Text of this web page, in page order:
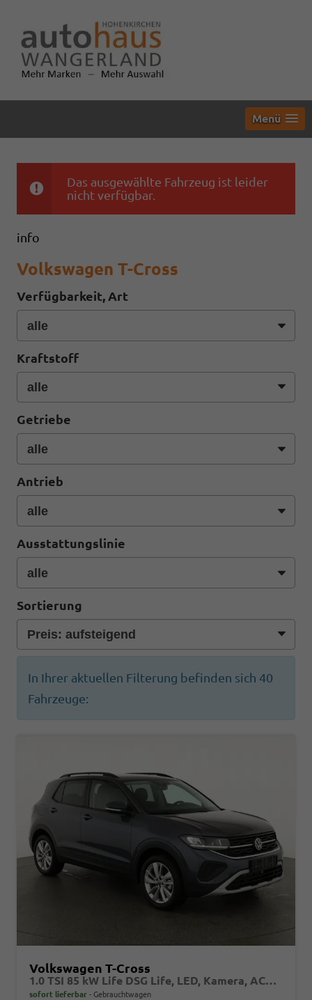
Menü
Das ausgewählte Fahrzeug ist leider
nicht verfügbar.
info
Volkswagen T-Cross
Verfügbarkeit, Art
Kraftstoff
Getriebe
Antrieb
Ausstattungslinie
Sortierung
In Ihrer aktuellen Filterung befinden sich 40
Fahrzeuge:
Volkswagen T-Cross
1.0 TSI 85 kW Life DSG Life, LED, Kamera, ACC, Side, Winter, 17-Zoll, 3-J. Garantie
sofort lieferbar Gebrauchtwagen